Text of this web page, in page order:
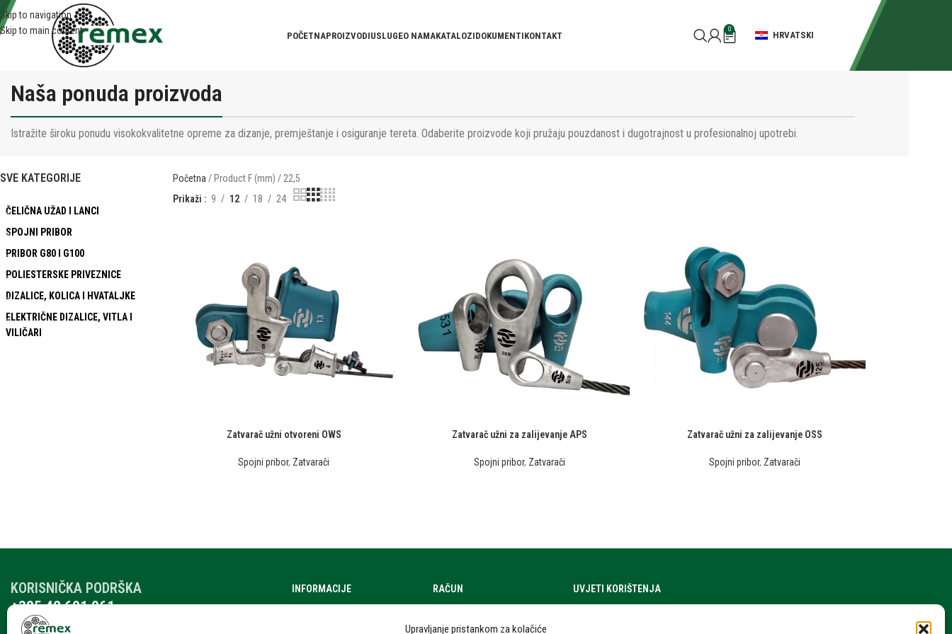
Upravljanje pristankom za kolačiće
Skip to navigation
Skip to main content
POČETNAPROIZVODIUSLUGEO NAMAKATALOZIDOKUMENTIKONTAKT
0
HRVATSKI
Naša ponuda proizvoda
Istražite široku ponudu visokokvalitetne opreme za dizanje, premještanje i osiguranje tereta. Odaberite proizvode koji pružaju pouzdanost i dugotrajnost u profesionalnoj upotrebi.
SVE KATEGORIJE
ČELIČNA UŽAD I LANCI
SPOJNI PRIBOR
PRIBOR G80 I G100
POLIESTERSKE PRIVEZNICE
DIZALICE, KOLICA I HVATALJKE
ELEKTRIČNE DIZALICE, VITLA I
VILIČARI
Početna Product F (mm) 22,5
Prikaži
9 12 18 24
Zatvarač užni otvoreni OWS
Spojni pribor, Zatvarači
Zatvarač užni za zalijevanje APS
Spojni pribor, Zatvarači
Zatvarač užni za zalijevanje OSS
Spojni pribor, Zatvarači
KORISNIČKA PODRŠKA
+385 42 601 061
remex@rmx.nikola-it.hr
INFORMACIJE RAČUN UVJETI KORIŠTENJA